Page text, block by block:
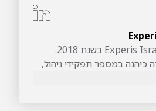
רותם הצטרפה ל-Experis Israel בשנת 2018.
כיהנה במספר תפקידי ניהול,
לקוחות אסטרטגיים, פיתוח